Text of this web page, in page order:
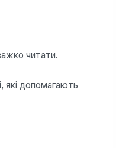
читати.
які допомагають